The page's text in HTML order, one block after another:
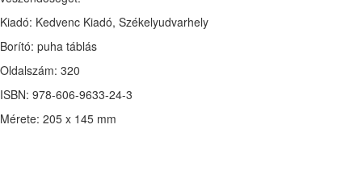
Kiadó: Kedvenc Kiadó, Székelyudvarhely
Borító: puha táblás
Oldalszám: 320
ISBN: 978-606-9633-24-3
Mérete: 205 x 145 mm